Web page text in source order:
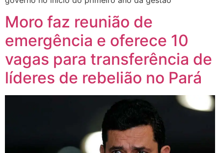
Moro faz reunião de
emergência e oferece 10
vagas para transferência de
líderes de rebelião no Pará